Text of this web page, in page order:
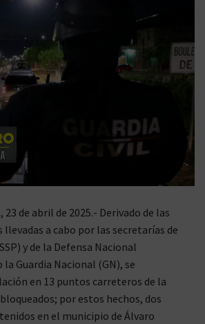
de abril de 2025.- Derivado de las
a cabo por las secretarías de
y de la Defensa Nacional
la Guardia Nacional (GN), se
en 13 puntos carreteros de la
por estos hechos, dos
en el municipio de Álvaro